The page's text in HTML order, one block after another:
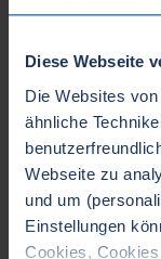
Diese Webseite
Die Websites
ähnliche
Webseite zu
und um
Einstellungen
Cookies,
Dosierung der
Der